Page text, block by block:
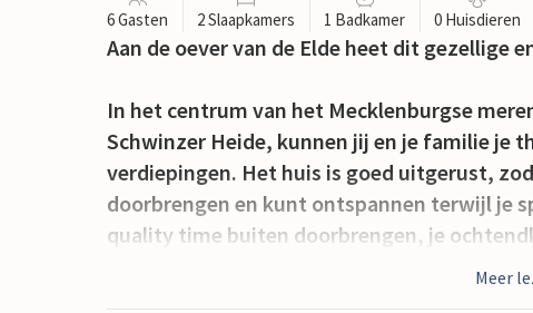
6 Gasten 2 Slaapkamers 1 Badkamer 0 Huisdieren
Aan de oever van de Elde heet dit gezellige
In het centrum van het Mecklenburgse
Schwinzer Heide, kunnen jij en je familie je
verdiepingen. Het huis is goed uitgerust,
doorbrengen en kunt ontspannen terwijl je
quality time buiten doorbrengen, je
plannen maken voor je komende vakantiedag.
Meer